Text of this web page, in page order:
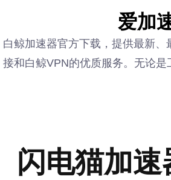
爱加
白鲸加速器官方下载，提供最新
接和白鲸VPN的优质服务。无论
闪电猫加